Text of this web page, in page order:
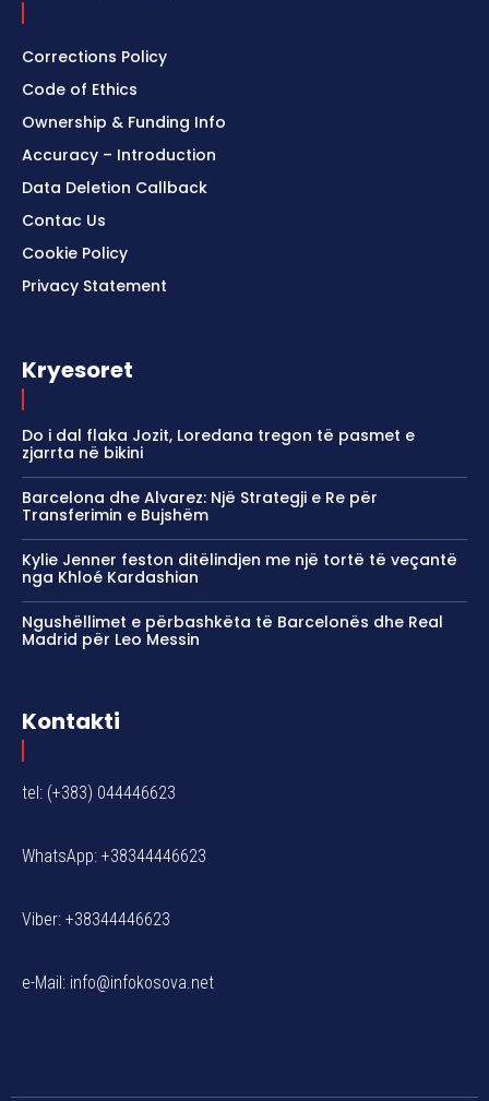
Corrections Policy
Code of Ethics
Ownership & Funding Info
Accuracy – Introduction
Data Deletion Callback
Contac Us
Cookie Policy
Privacy Statement
Kryesoret
Do i dal flaka Jozit, Loredana tregon të pasmet e
zjarrta në bikini
Barcelona dhe Alvarez: Një Strategji e Re për
Transferimin e Bujshëm
Kylie Jenner feston ditëlindjen me një tortë të veçantë
nga Khloé Kardashian
Ngushëllimet e përbashkëta të Barcelonës dhe Real
Madrid për Leo Messin
Kontakti
tel: (+383) 044446623
WhatsApp: +38344446623
Viber: +38344446623
e-Mail: info@infokosova.net